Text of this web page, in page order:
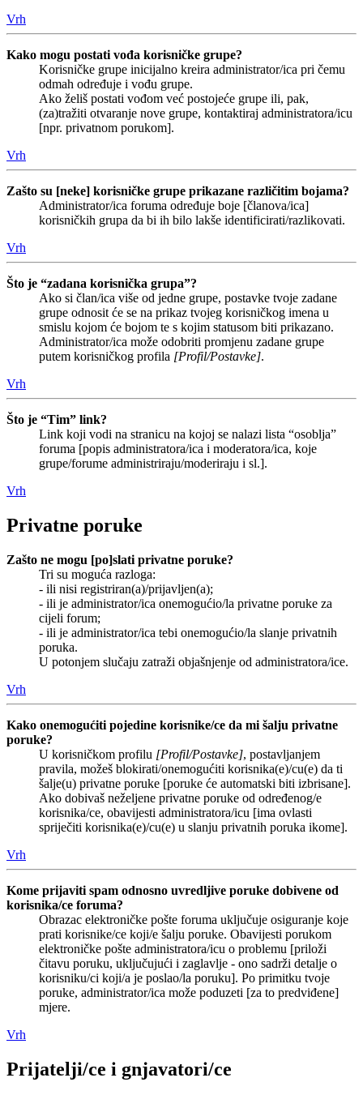
Vrh
Kako mogu postati vođa korisničke grupe?
Korisničke grupe inicijalno kreira administrator/ica pri čemu
odmah određuje i vođu grupe.
Ako želiš postati vođom već postojeće grupe ili, pak,
(za)tražiti otvaranje nove grupe, kontaktiraj administratora/icu
[npr. privatnom porukom].
Vrh
Zašto su [neke] korisničke grupe prikazane različitim bojama?
Administrator/ica foruma određuje boje [članova/ica]
korisničkih grupa da bi ih bilo lakše identificirati/razlikovati.
Vrh
Što je “zadana korisnička grupa”?
Ako si član/ica više od jedne grupe, postavke tvoje zadane
grupe odnosit će se na prikaz tvojeg korisničkog imena u
smislu kojom će bojom te s kojim statusom biti prikazano.
Administrator/ica može odobriti promjenu zadane grupe
putem korisničkog profila [Profil/Postavke].
Vrh
Što je “Tim” link?
Link koji vodi na stranicu na kojoj se nalazi lista “osoblja”
foruma [popis administratora/ica i moderatora/ica, koje
grupe/forume administriraju/moderiraju i sl.].
Vrh
Privatne poruke
Zašto ne mogu [po]slati privatne poruke?
Tri su moguća razloga:
- ili nisi registriran(a)/prijavljen(a);
- ili je administrator/ica onemogućio/la privatne poruke za
cijeli forum;
- ili je administrator/ica tebi onemogućio/la slanje privatnih
poruka.
U potonjem slučaju zatraži objašnjenje od administratora/ice.
Vrh
Kako onemogućiti pojedine korisnike/ce da mi šalju privatne
poruke?
U korisničkom profilu [Profil/Postavke], postavljanjem
pravila, možeš blokirati/onemogućiti korisnika(e)/cu(e) da ti
šalje(u) privatne poruke [poruke će automatski biti izbrisane].
Ako dobivaš neželjene privatne poruke od određenog/e
korisnika/ce, obavijesti administratora/icu [ima ovlasti
spriječiti korisnika(e)/cu(e) u slanju privatnih poruka ikome].
Vrh
Kome prijaviti spam odnosno uvredljive poruke dobivene od
korisnika/ce foruma?
Obrazac elektroničke pošte foruma uključuje osiguranje koje
prati korisnike/ce koji/e šalju poruke. Obavijesti porukom
elektroničke pošte administratora/icu o problemu [priloži
čitavu poruku, uključujući i zaglavlje - ono sadrži detalje o
korisniku/ci koji/a je poslao/la poruku]. Po primitku tvoje
poruke, administrator/ica može poduzeti [za to predviđene]
mjere.
Vrh
Prijatelji/ce i gnjavatori/ce